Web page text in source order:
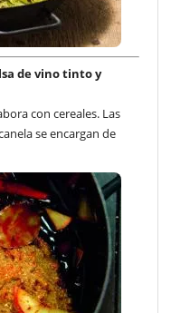
de vino tinto y
con cereales. Las
se encargan de